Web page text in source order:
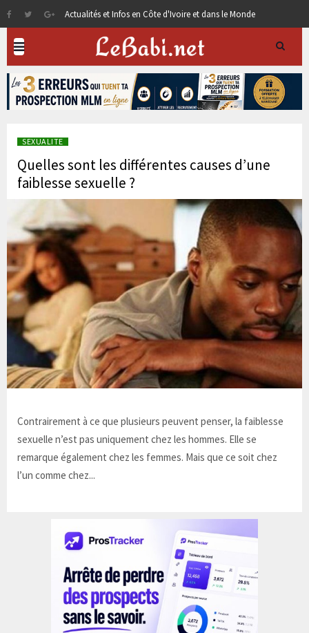
Actualités et Infos en Côte d'Ivoire et dans le Monde
SEXUALITE
Quelles sont les différentes causes d’une
faiblesse sexuelle ?
Contrairement à ce que plusieurs peuvent penser, la faiblesse
sexuelle n’est pas uniquement chez les hommes. Elle se
remarque également chez les femmes. Mais que ce soit chez
l’un comme chez...